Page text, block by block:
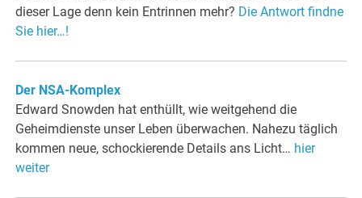
dieser Lage denn kein Entrinnen mehr? Die Antwort findne
Sie hier…!
Der NSA-Komplex
Edward Snowden hat enthüllt, wie weitgehend die
Geheimdienste unser Leben überwachen. Nahezu täglich
kommen neue, schockierende Details ans Licht… hier
weiter